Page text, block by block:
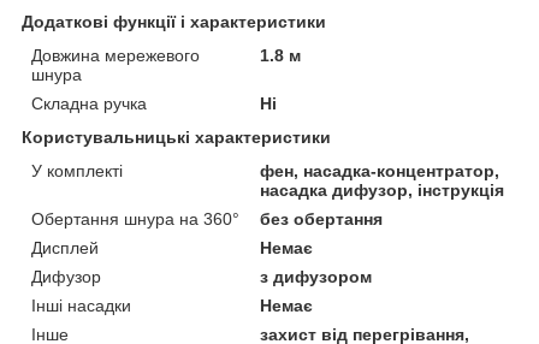
Додаткові функції і характеристики
Довжина мережевого
шнура
1.8 м
Складна ручка
Ні
Користувальницькі характеристики
У комплекті
фен, насадка-концентратор,
насадка дифузор, інструкція
Обертання шнура на 360°
без обертання
Дисплей
Немає
Дифузор
з дифузором
Інші насадки
Немає
Інше
захист від перегрівання,